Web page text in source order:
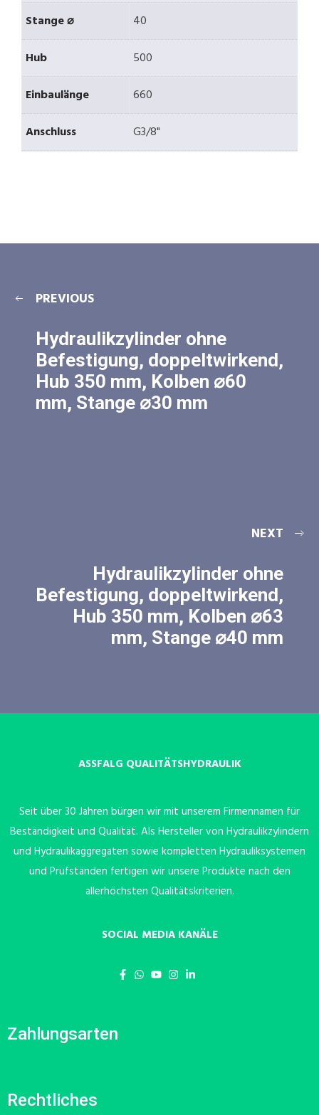
Stange ⌀
40
Hub
500
Einbaulänge
660
Anschluss
G3/8"
PREVIOUS
Hydraulikzylinder ohne
Befestigung, doppeltwirkend,
Hub 350 mm, Kolben ⌀60
mm, Stange ⌀30 mm
NEXT
Hydraulikzylinder ohne
Befestigung, doppeltwirkend,
Hub 350 mm, Kolben ⌀63
mm, Stange ⌀40 mm
ASSFALG QUALITÄTSHYDRAULIK
Seit über 30 Jahren bürgen wir mit unserem Firmennamen für
Beständigkeit und Qualität. Als Hersteller von Hydraulikzylindern
und Hydraulikaggregaten sowie kompletten Hydrauliksystemen
und Prüfständen fertigen wir unsere Produkte nach den
allerhöchsten Qualitätskriterien.
SOCIAL MEDIA KANÄLE
Zahlungsarten
Rechtliches